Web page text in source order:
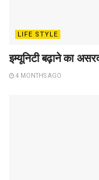
LIFE STYLE
इम्यूनिटी बढ़ाने का
4 MONTHS AGO